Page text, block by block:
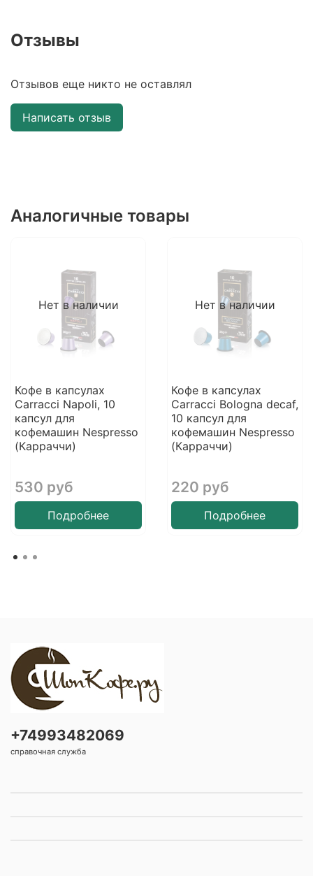
Отзывы
Отзывов еще никто не оставлял
Написать отзыв
Аналогичные товары
Нет в наличии
Кофе в капсулах
Carracci Napoli, 10
капсул для
кофемашин Nespresso
(Карраччи)
530 руб
Подробнее
Нет в наличии
Кофе в капсулах
Carracci Bologna decaf,
10 капсул для
кофемашин Nespresso
(Карраччи)
220 руб
Подробнее
+74993482069
справочная служба